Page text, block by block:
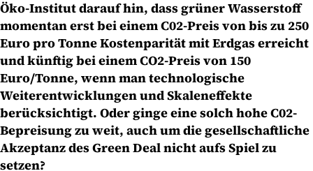
Öko-Institut darauf hin, dass grüner Wasserstoff
momentan erst bei einem C02-Preis von bis zu 250
Euro pro Tonne Kostenparität mit Erdgas erreicht
und künftig bei einem CO2-Preis von 150
Euro/Tonne, wenn man technologische
Weiterentwicklungen und Skaleneffekte
berücksichtigt. Oder ginge eine solch hohe C02-
Bepreisung zu weit, auch um die gesellschaftliche
Akzeptanz des Green Deal nicht aufs Spiel zu
setzen?